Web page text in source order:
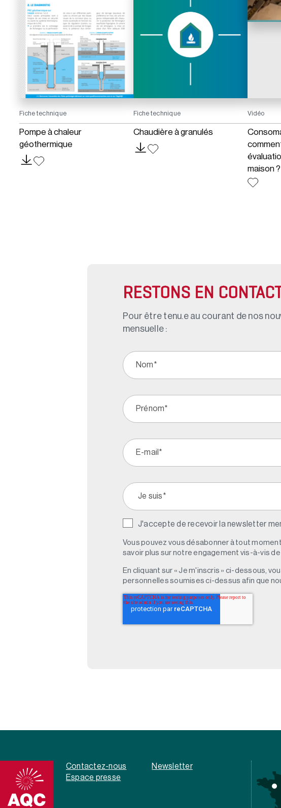
Fiche technique
Pompe à chaleur
géothermique
Fiche technique
Chaudière à granulés
Vidéo
maison ?
RESTONS EN CONTACT
Pour être tenu.e au courant de nos
mensuelle :
J'accepte de recevoir la newsletter
Vous pouvez vous désabonner à tout
savoir plus sur notre engagement vis-à-vis
En cliquant sur « Je m'inscris » ci-dessous,
personnelles soumises ci-dessus afin que
Contactez-nous
Newsletter
Espace presse